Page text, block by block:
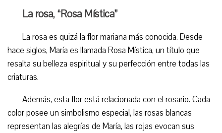
La rosa, “Rosa Mística”
La rosa es quizá la flor mariana más conocida. Desde
hace siglos, María es llamada Rosa Mística, un título que
resalta su belleza espiritual y su perfección entre todas las
criaturas.
Además, esta flor está relacionada con el rosario. Cada
color posee un simbolismo especial, las rosas blancas
representan las alegrías de María, las rojas evocan sus